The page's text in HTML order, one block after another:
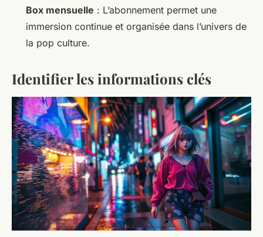
Box mensuelle : L’abonnement permet une
immersion continue et organisée dans l’univers de
la pop culture.
Identifier les informations clés